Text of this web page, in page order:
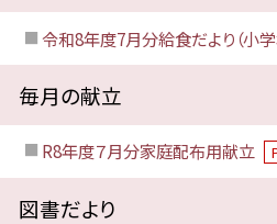
令和8年度7月分給食だより（小学
毎月の献立
R8年度７月分家庭配布用献立
図書だより